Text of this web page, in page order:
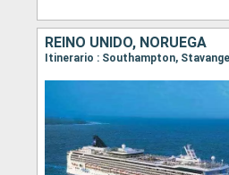
REINO UNIDO, NORUEGA
Itinerario : Southampton,